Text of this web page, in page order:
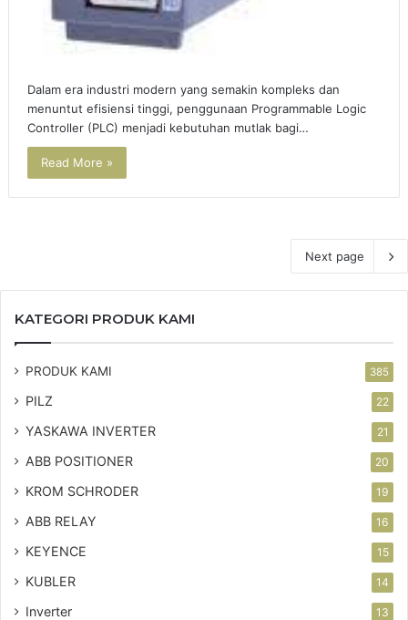
Dalam era industri modern yang semakin kompleks dan
menuntut efisiensi tinggi, penggunaan Programmable Logic
Controller (PLC) menjadi kebutuhan mutlak bagi…
Read More »
Next page
KATEGORI PRODUK KAMI
PRODUK KAMI 385
PILZ 22
YASKAWA INVERTER 21
ABB POSITIONER 20
KROM SCHRODER 19
ABB RELAY 16
KEYENCE 15
KUBLER 14
Inverter 13